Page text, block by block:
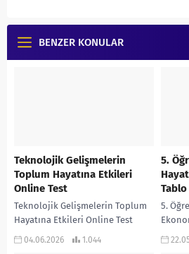
BENZER KONULAR
Teknolojik Gelişmelerin
Toplum Hayatına Etkileri
Online Test
Teknolojik Gelişmelerin Toplum
Hayatına Etkileri Online Test
04.06.2026 1.044
5.
Tablo
5.
Bilgiler